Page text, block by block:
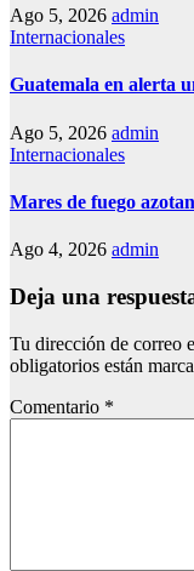
Ago 5, 2026 admin
Internacionales
Guatemala en alerta
Ago 5, 2026 admin
Internacionales
Mares de fuego
Ago 4, 2026 admin
Deja una
Tu dirección de correo
obligatorios están
Comentario *